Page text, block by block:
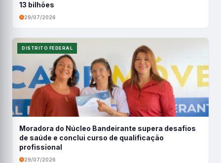
13 bilhões
29/07/2026
DISTRITO FEDERAL
Moradora do Núcleo Bandeirante supera desafios
de saúde e conclui curso de qualificação
profissional
29/07/2026